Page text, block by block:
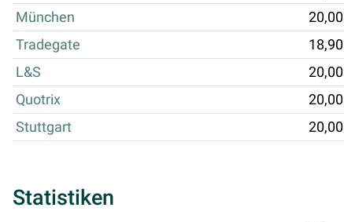
München
20,00
Tradegate
18,90
L&S
20,00
Quotrix
20,00
Stuttgart
20,00
Statistiken